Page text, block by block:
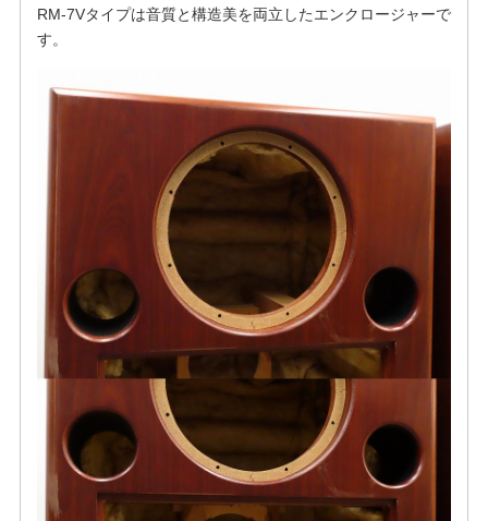
RM-7Vタイプは音質と構造美を両立したエンクロージャーで
す。